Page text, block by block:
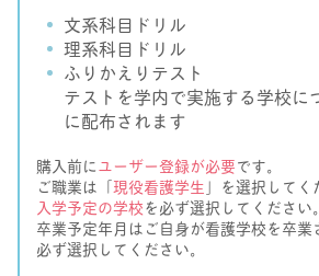
文系科目ドリル
理系科目ドリル
ふりかえりテスト
テストを学内で実施する学校に
に配布されます
購入前にユーザー登録が必要です。
ご職業は「現役看護学生」を選択してく
入学予定の学校を必ず選択してください。
卒業予定年月はご自身が看護学校を卒業
必ず選択してください。